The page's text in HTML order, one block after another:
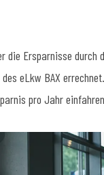
die Ersparnisse durch
eLkw BAX errechnet.
pro Jahr einfahren